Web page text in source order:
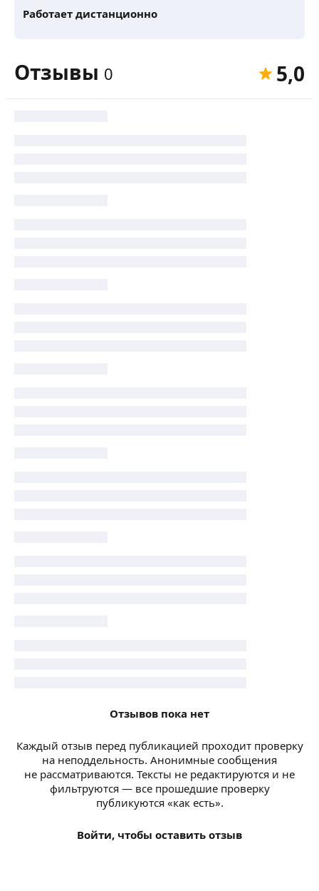
Работает дистанционно
Отзывы 0 5,0
Отзывов пока нет
Каждый отзыв перед публикацией проходит проверку
на неподдельность. Анонимные сообщения
не рассматриваются. Тексты не редактируются и не
фильтруются — все прошедшие проверку
публикуются «как есть».
Войти, чтобы оставить отзыв